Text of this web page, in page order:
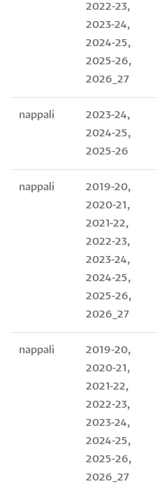
2022-23,
2023-24,
2024-25,
2025-26,
2026_27
nappali
2023-24,
2024-25,
2025-26
nappali
2019-20,
2020-21,
2021-22,
2022-23,
2023-24,
2024-25,
2025-26,
2026_27
nappali
2019-20,
2020-21,
2021-22,
2022-23,
2023-24,
2024-25,
2025-26,
2026_27